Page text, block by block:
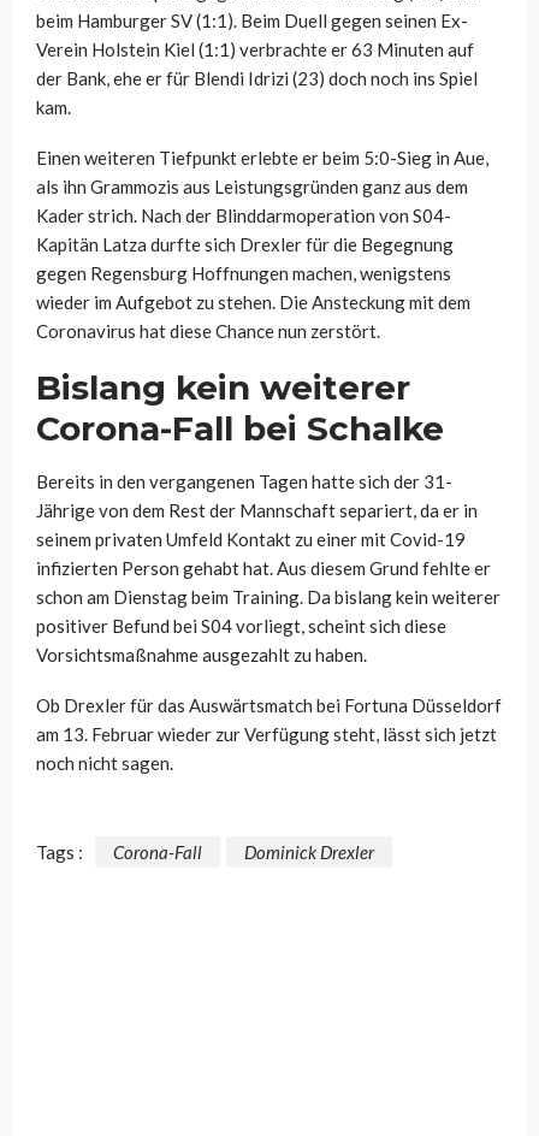
beim Hamburger SV (1:1). Beim Duell gegen seinen Ex-
Verein Holstein Kiel (1:1) verbrachte er 63 Minuten auf
der Bank, ehe er für Blendi Idrizi (23) doch noch ins Spiel
kam.
Einen weiteren Tiefpunkt erlebte er beim 5:0-Sieg in Aue,
als ihn Grammozis aus Leistungsgründen ganz aus dem
Kader strich. Nach der Blinddarmoperation von S04-
Kapitän Latza durfte sich Drexler für die Begegnung
gegen Regensburg Hoffnungen machen, wenigstens
wieder im Aufgebot zu stehen. Die Ansteckung mit dem
Coronavirus hat diese Chance nun zerstört.
Bislang kein weiterer
Corona-Fall bei Schalke
Bereits in den vergangenen Tagen hatte sich der 31-
Jährige von dem Rest der Mannschaft separiert, da er in
seinem privaten Umfeld Kontakt zu einer mit Covid-19
infizierten Person gehabt hat. Aus diesem Grund fehlte er
schon am Dienstag beim Training. Da bislang kein weiterer
positiver Befund bei S04 vorliegt, scheint sich diese
Vorsichtsmaßnahme ausgezahlt zu haben.
Ob Drexler für das Auswärtsmatch bei Fortuna Düsseldorf
am 13. Februar wieder zur Verfügung steht, lässt sich jetzt
noch nicht sagen.
Tags : Corona-Fall Dominick Drexler